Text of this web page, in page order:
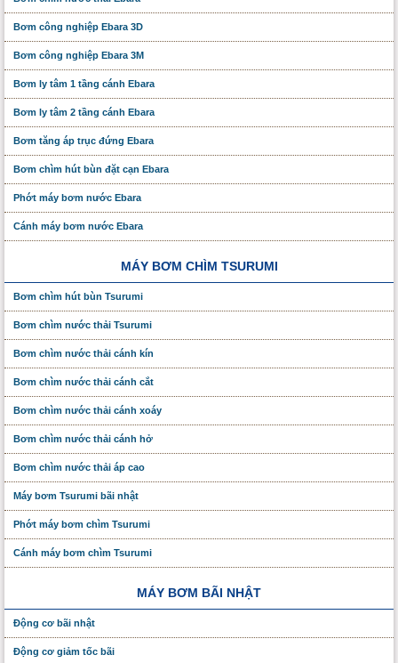
Bơm công nghiệp Ebara 3D
Bơm công nghiệp Ebara 3M
Bơm ly tâm 1 tầng cánh Ebara
Bơm ly tâm 2 tầng cánh Ebara
Bơm tăng áp trục đứng Ebara
Bơm chìm hút bùn đặt cạn Ebara
Phớt máy bơm nước Ebara
Cánh máy bơm nước Ebara
MÁY BƠM CHÌM TSURUMI
Bơm chìm hút bùn Tsurumi
Bơm chìm nước thải Tsurumi
Bơm chìm nước thải cánh kín
Bơm chìm nước thải cánh cắt
Bơm chìm nước thải cánh xoáy
Bơm chìm nước thải cánh hở
Bơm chìm nước thải áp cao
Máy bơm Tsurumi bãi nhật
Phớt máy bơm chìm Tsurumi
Cánh máy bơm chìm Tsurumi
MÁY BƠM BÃI NHẬT
Động cơ bãi nhật
Động cơ giảm tốc bãi